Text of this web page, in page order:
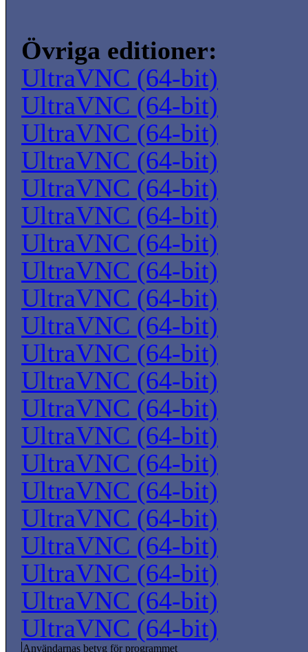
Övriga editioner:
UltraVNC (64-bit)
UltraVNC (64-bit)
UltraVNC (64-bit)
UltraVNC (64-bit)
UltraVNC (64-bit)
UltraVNC (64-bit)
UltraVNC (64-bit)
UltraVNC (64-bit)
UltraVNC (64-bit)
UltraVNC (64-bit)
UltraVNC (64-bit)
UltraVNC (64-bit)
UltraVNC (64-bit)
UltraVNC (64-bit)
UltraVNC (64-bit)
UltraVNC (64-bit)
UltraVNC (64-bit)
UltraVNC (64-bit)
UltraVNC (64-bit)
UltraVNC (64-bit)
UltraVNC (64-bit)
Användarnas betyg för programmet